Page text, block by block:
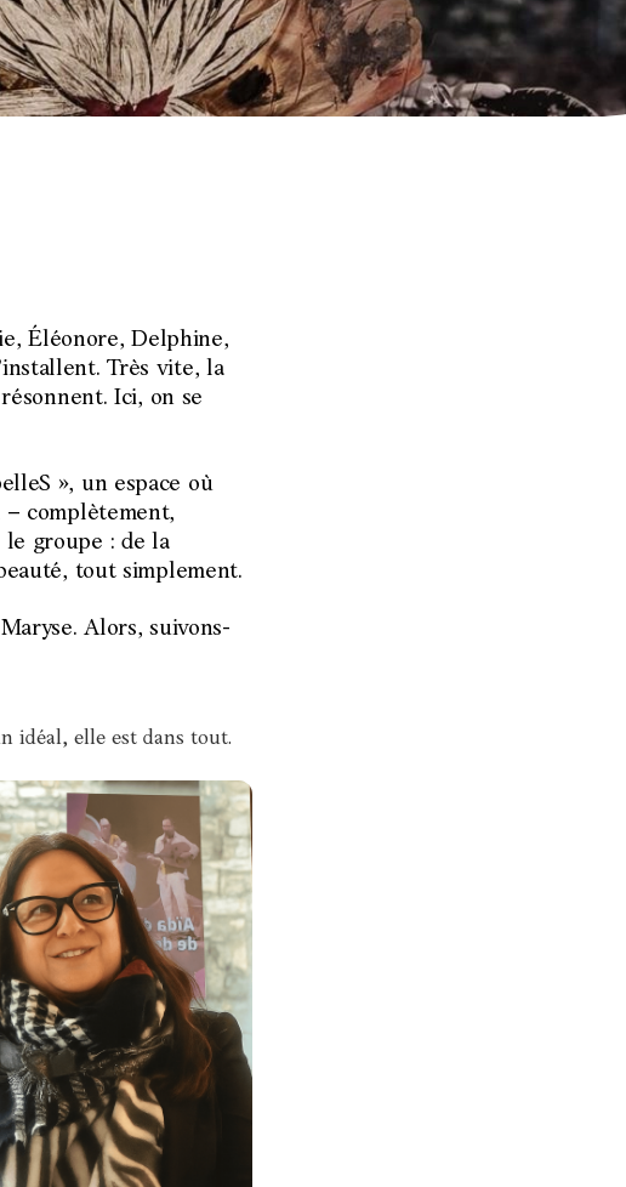
Éléonore, Delphine,
Très vite, la
Ici, on se
», un espace où
– complètement,
le groupe : de la
tout simplement.
Alors, suivons-
idéal, elle est dans tout.